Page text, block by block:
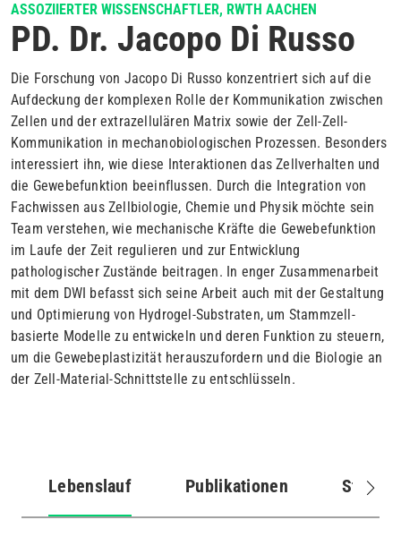
ASSOZIIERTER WISSENSCHAFTLER, RWTH AACHEN
PD. Dr. Jacopo Di Russo
Die Forschung von Jacopo Di Russo konzentriert sich auf die
Aufdeckung der komplexen Rolle der Kommunikation zwischen
Zellen und der extrazellulären Matrix sowie der Zell-Zell-
Kommunikation in mechanobiologischen Prozessen. Besonders
interessiert ihn, wie diese Interaktionen das Zellverhalten und
die Gewebefunktion beeinflussen. Durch die Integration von
Fachwissen aus Zellbiologie, Chemie und Physik möchte sein
Team verstehen, wie mechanische Kräfte die Gewebefunktion
im Laufe der Zeit regulieren und zur Entwicklung
pathologischer Zustände beitragen. In enger Zusammenarbeit
mit dem DWI befasst sich seine Arbeit auch mit der Gestaltung
und Optimierung von Hydrogel-Substraten, um Stammzell-
basierte Modelle zu entwickeln und deren Funktion zu steuern,
um die Gewebeplastizität herauszufordern und die Biologie an
der Zell-Material-Schnittstelle zu entschlüsseln.
Lebenslauf
(aktiver
Publikationen